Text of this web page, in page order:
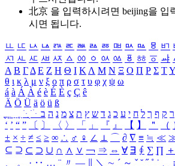
北京 을 입력하시려면 beijing을 입
시면 됩니다.
ㅥ ㅦ ㅧ ㅨ ㅩ ㅪ ㅫ ㅬ ㅭ ㅮ ㅯ ㅰ ㅱ ㅲ
ㅺ ㅻ ㅼ ㅽ ㅾ ㅿ ㆀ ㆁ ㆂ ㆃ ㆄ ㆅ ㆆ ㆇ
Α Β ΓΔ Ε Ζ Η Θ Ι ΚΛ Μ Ν Ξ Ο Π Ρ Σ ΤΥ
θ ι κ λ μ ν ξ ο π ρ σ τ υ φ χ ψ ω
á à Á À é è É È ç Ç ê
Ä Ö Ü ä ö ü ß
ִֶֹ ֻּ ׁׂ ר ק ף ך ל ח י ע כ ג ד ש ץ ת צ מ נ ה ב
‘ ’ “ ” 〔 〕 〈 〉 「 」 『 』 【 】 ＂ （
± × ÷ ≠ ≤ ≥ ∞ ∴ ♂ ♀ ∠ ⊥ ⌒ ∂ ∇ ≡ ≒ ≪
⊆ ⊇ ⊂ ⊃ ∪ ∩ ∧ ∨ ￢ ⇒ ⇔ ∀ ∃ ∮ ∑ ∏ ＋
、
。 · ‥ … ¨ 〃 ― ＼ ∼ ´ ～ ˇ ˘ ˝ ˚ ˙ ¸ ¡